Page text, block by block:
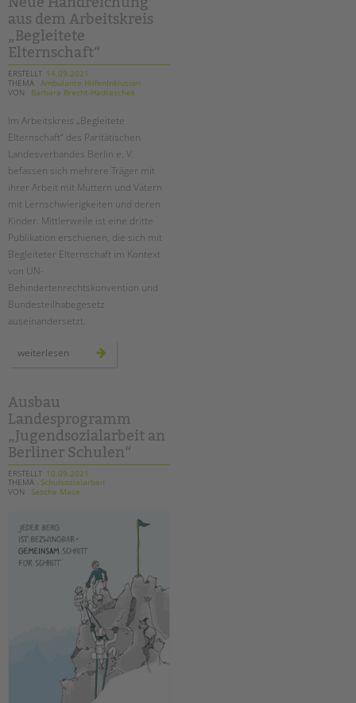
an
der
bäke
aus dem Arbeitskreis
„Begleitete
Elternschaft“
ERSTELLT 14.09.2021
THEMA Ambulante HilfenInklusion
VON
Barbara Brecht-Hadraschek
Im Arbeitskreis „Begleitete
Elternschaft“ des Paritätischen
Landesverbandes Berlin e. V.
befassen sich mehrere Träger mit
ihrer Arbeit mit Müttern und Vätern
mit Lernschwierigkeiten und deren
Kinder. Mittlerweile ist eine dritte
Publikation erschienen, die sich mit
Begleiteter Elternschaft im Kontext
von UN-
Behindertenrechtskonvention und
Bundesteilhabegesetz
auseinandersetzt.
weiterlesen
handreichung
Ausbau
Landesprogramm
„Jugendsozialarbeit an
Berliner Schulen“
ERSTELLT 10.09.2021
THEMA Schulsozialarbeit
VON
Sasche Mase